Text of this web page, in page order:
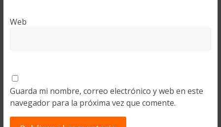
Web
Guarda mi nombre, correo electrónico y web en este
navegador para la próxima vez que comente.